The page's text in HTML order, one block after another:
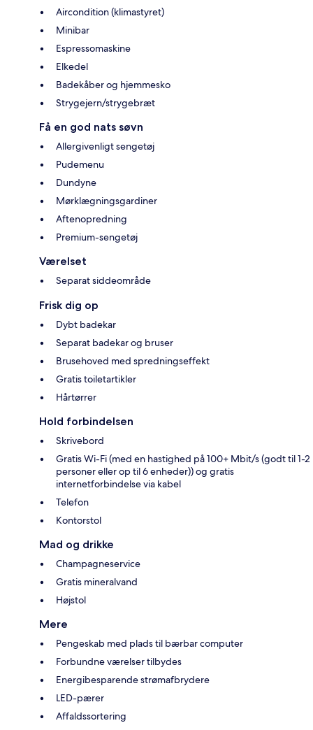
Aircondition (klimastyret)
Minibar
Espressomaskine
Elkedel
Badekåber og hjemmesko
Strygejern/strygebræt
Få en god nats søvn
Allergivenligt sengetøj
Pudemenu
Dundyne
Mørklægningsgardiner
Aftenopredning
Premium-sengetøj
Værelset
Separat siddeområde
Frisk dig op
Dybt badekar
Separat badekar og bruser
Brusehoved med spredningseffekt
Gratis toiletartikler
Hårtørrer
Hold forbindelsen
Skrivebord
Gratis Wi-Fi (med en hastighed på 100+ Mbit/s (godt til 1-2
personer eller op til 6 enheder)) og gratis
internetforbindelse via kabel
Telefon
Kontorstol
Mad og drikke
Champagneservice
Gratis mineralvand
Højstol
Mere
Pengeskab med plads til bærbar computer
Forbundne værelser tilbydes
Energibesparende strømafbrydere
LED-pærer
Affaldssortering